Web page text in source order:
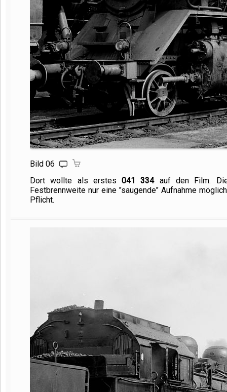
Bild 06
Dort wollte als erstes041 334auf den Film. Die
Festbrennweite nur eine "saugende" Aufnahme
Pflicht.